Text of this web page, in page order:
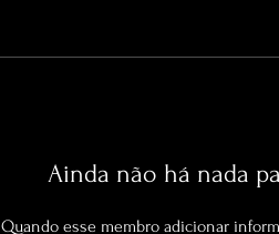
Ainda não há nada
Quando esse membro adicionar